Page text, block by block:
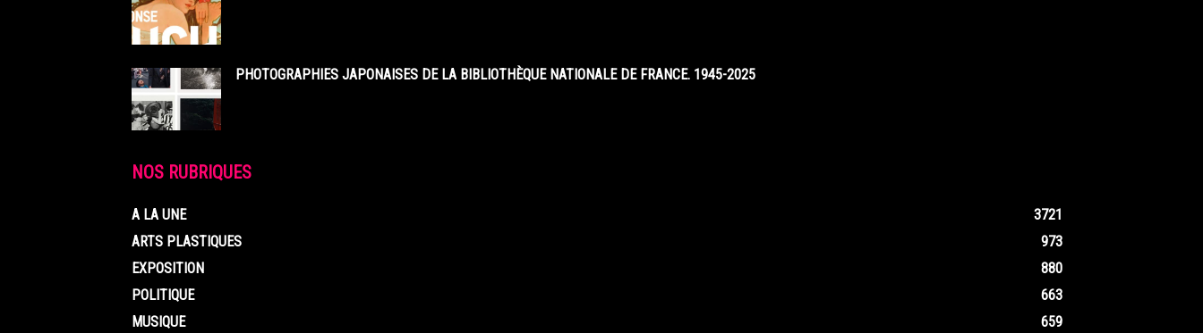
PHOTOGRAPHIES JAPONAISES DE LA BIBLIOTHÈQUE NATIONALE DE FRANCE. 1945-2025
NOS RUBRIQUES
A LA UNE
3721
ARTS PLASTIQUES
973
EXPOSITION
880
POLITIQUE
663
MUSIQUE
659